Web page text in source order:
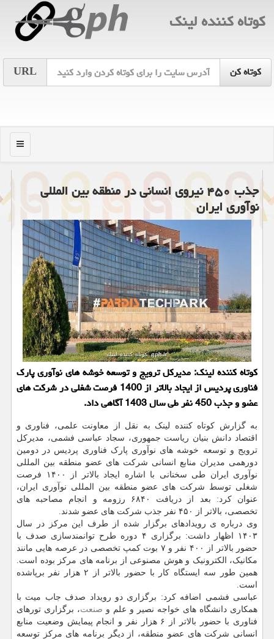
كوتاه كننده لینك
URL
منو
جذب ۴۵۰ نیروی انسانی در منطقه بین المللی
نوآوری ایران
کوتاه کننده لینک: مدیرکل ترویج و توسعه خوشه های نوآوری پارک
فناوری پردیس از ایجاد بالاتر از 1400 فرصت شغلی در شرکت های
عضو و جذب 450 نفر طی سال 1403 آگاهی داد.
به گزارش کوتاه کننده لینک به نقل از معاونت علمی، فناوری و
اقتصاد دانش بنیان ریاست جمهوری، سجاد عباسی فشمی، مدیرکل
ترویج و توسعه خوشه های نوآوری پارک فناوری پردیس در دومین
دورهمی مدیران منابع انسانی شرکت های عضو منطقه بین المللی
نوآوری ایران طی سخنانی با اشاره ایجاد بالاتر از ۱۴۰۰ فرصت
شغلی توسط شرکت های عضو منطقه بین المللی نوآوری ایران،
عنوان کرد: بعد از دریافت ۶۸۴۰ رزومه و انجام مصاحبه های
تخصصی، بالاتر از ۴۵۰ نفر جذب شرکت های عضو شدند.
وی درباره ی رویدادهای برگزار شده از طرف این مرکز در سال
۱۴۰۳ اظهار داشت: برگزاری ۴ دوره طرح توانمندسازی صدف با
حضور بالاتر از ۴۰۰ نفر و ۷ بوت کمپ تخصصی در عرصه هایی مانند
مکانیک، الکترونیک و هوش مصنوعی از برنامه های مرکز بوده است.
همین طور سه ایستگاه کار با حضور بالاتر از ۲ هزار نفر برپاشده
است.
عباسی فشمی اضافه کرد: برگزاری دو رویداد صدف جاب میت با
همکاری دانشگاه های خواجه نصیر و علم و صنعت، برگزاری تورهای
فناوری با حضور بالاتر از ۶ هزار نفر و انجام پیمایش وضعیت منابع
انسانی شرکت های عضو منطقه، از دیگر برنامه های مرکز توسعه